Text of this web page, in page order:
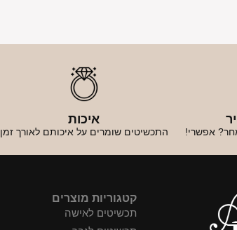
אפשרי!
איכות
התכשיטים שומרים על איכותם לאורך זמן
קטגוריות מוצרים
תכשיטים לאישה